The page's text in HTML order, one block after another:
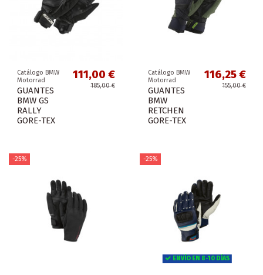
Catálogo BMW
Motorrad
GUANTES
BMW GS
RALLY
GORE-TEX
111,00 €
185,00 €
Catálogo BMW
Motorrad
GUANTES
BMW
RETCHEN
GORE-TEX
116,25 €
155,00 €
-25% -25%
ENVÍO EN 8-10 DÍAS